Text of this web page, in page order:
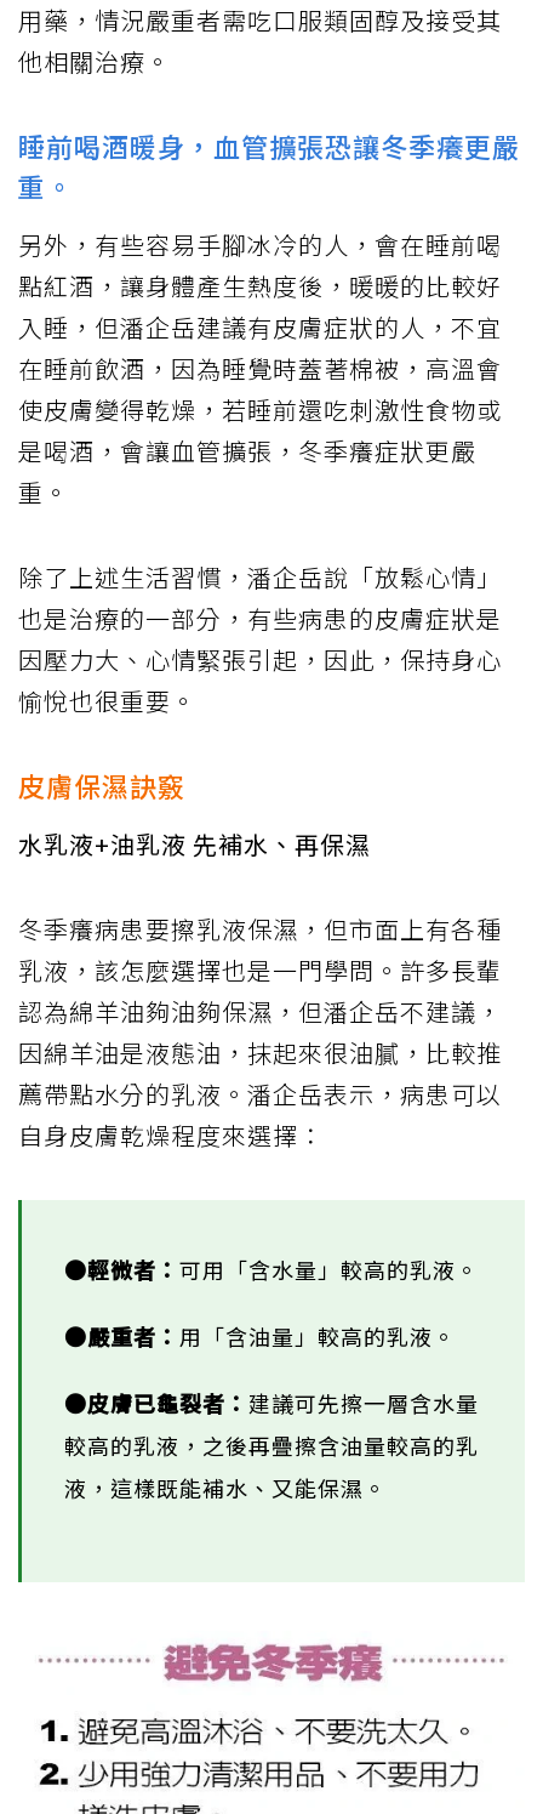
用藥，情況嚴重者需吃口服類固醇及接受其
他相關治療。
睡前喝酒暖身，血管擴張恐讓冬季癢更嚴
重。
另外，有些容易手腳冰冷的人，會在睡前喝
點紅酒，讓身體產生熱度後，暖暖的比較好
入睡，但潘企岳建議有皮膚症狀的人，不宜
在睡前飲酒，因為睡覺時蓋著棉被，高溫會
使皮膚變得乾燥，若睡前還吃刺激性食物或
是喝酒，會讓血管擴張，冬季癢症狀更嚴
重。
除了上述生活習慣，潘企岳說「放鬆心情」
也是治療的一部分，有些病患的皮膚症狀是
因壓力大、心情緊張引起，因此，保持身心
愉悅也很重要。
皮膚保濕訣竅
水乳液+油乳液 先補水、再保濕
冬季癢病患要擦乳液保濕，但市面上有各種
乳液，該怎麼選擇也是一門學問。許多長輩
認為綿羊油夠油夠保濕，但潘企岳不建議，
因綿羊油是液態油，抹起來很油膩，比較推
薦帶點水分的乳液。潘企岳表示，病患可以
自身皮膚乾燥程度來選擇：
●輕微者： 可用「含水量」較高的乳液。
●嚴重者： 用「含油量」較高的乳液。
●皮膚已龜裂者： 建議可先擦一層含水量
較高的乳液，之後再疊擦含油量較高的乳
液，這樣既能補水、又能保濕。